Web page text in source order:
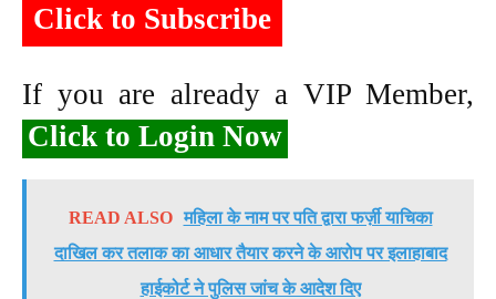
Click to Subscribe
If you are already a VIP Member,
Click to Login Now
READ ALSO महिला के नाम पर पति द्वारा फर्ज़ी याचिका
दाखिल कर तलाक का आधार तैयार करने के आरोप पर इलाहाबाद
हाईकोर्ट ने पुलिस जांच के आदेश दिए